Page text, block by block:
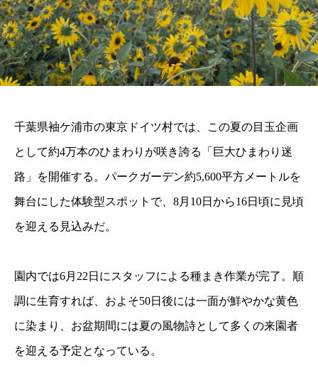
千葉県袖ケ浦市の東京ドイツ村では、この夏の目玉企画
として約4万本のひまわりが咲き誇る「巨大ひまわり迷
路」を開催する。パークガーデン約5,600平方メートルを
舞台にした体験型スポットで、8月10日から16日頃に見頃
を迎える見込みだ。
園内では6月22日にスタッフによる種まき作業が完了。順
調に生育すれば、およそ50日後には一面が鮮やかな黄色
に染まり、お盆期間には夏の風物詩として多くの来園者
を迎える予定となっている。